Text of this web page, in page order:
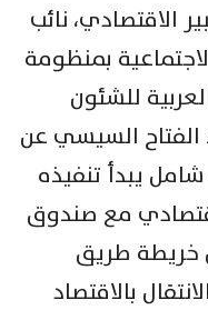
الاقتصادي، نائب
بمنظومة
للشئون
الفتاح السيسي عن
يبدأ تنفيذه
مع صندوق
خريطة طريق
بالاقتصاد